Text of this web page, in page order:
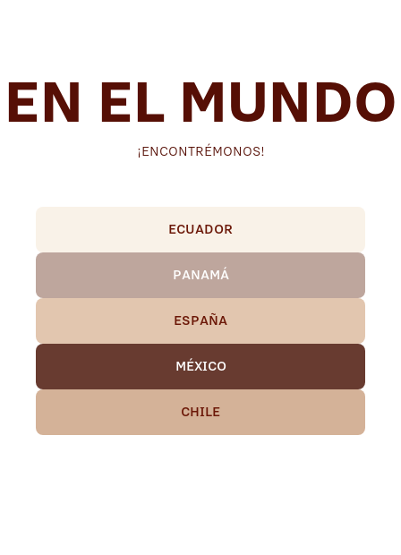
EN EL MUNDO
¡ENCONTRÉMONOS!
ECUADOR
PANAMÁ
ESPAÑA
MÉXICO
CHILE